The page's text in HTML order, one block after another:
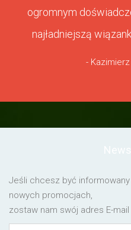
ogromnym
najładniejszą
-
Jeśli chcesz być
nowych promocjach,
zostaw nam swój adres E-mail